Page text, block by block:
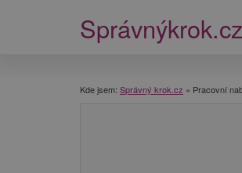
Správnýkrok.cz
Kde jsem: Správný krok.cz » Pracovní